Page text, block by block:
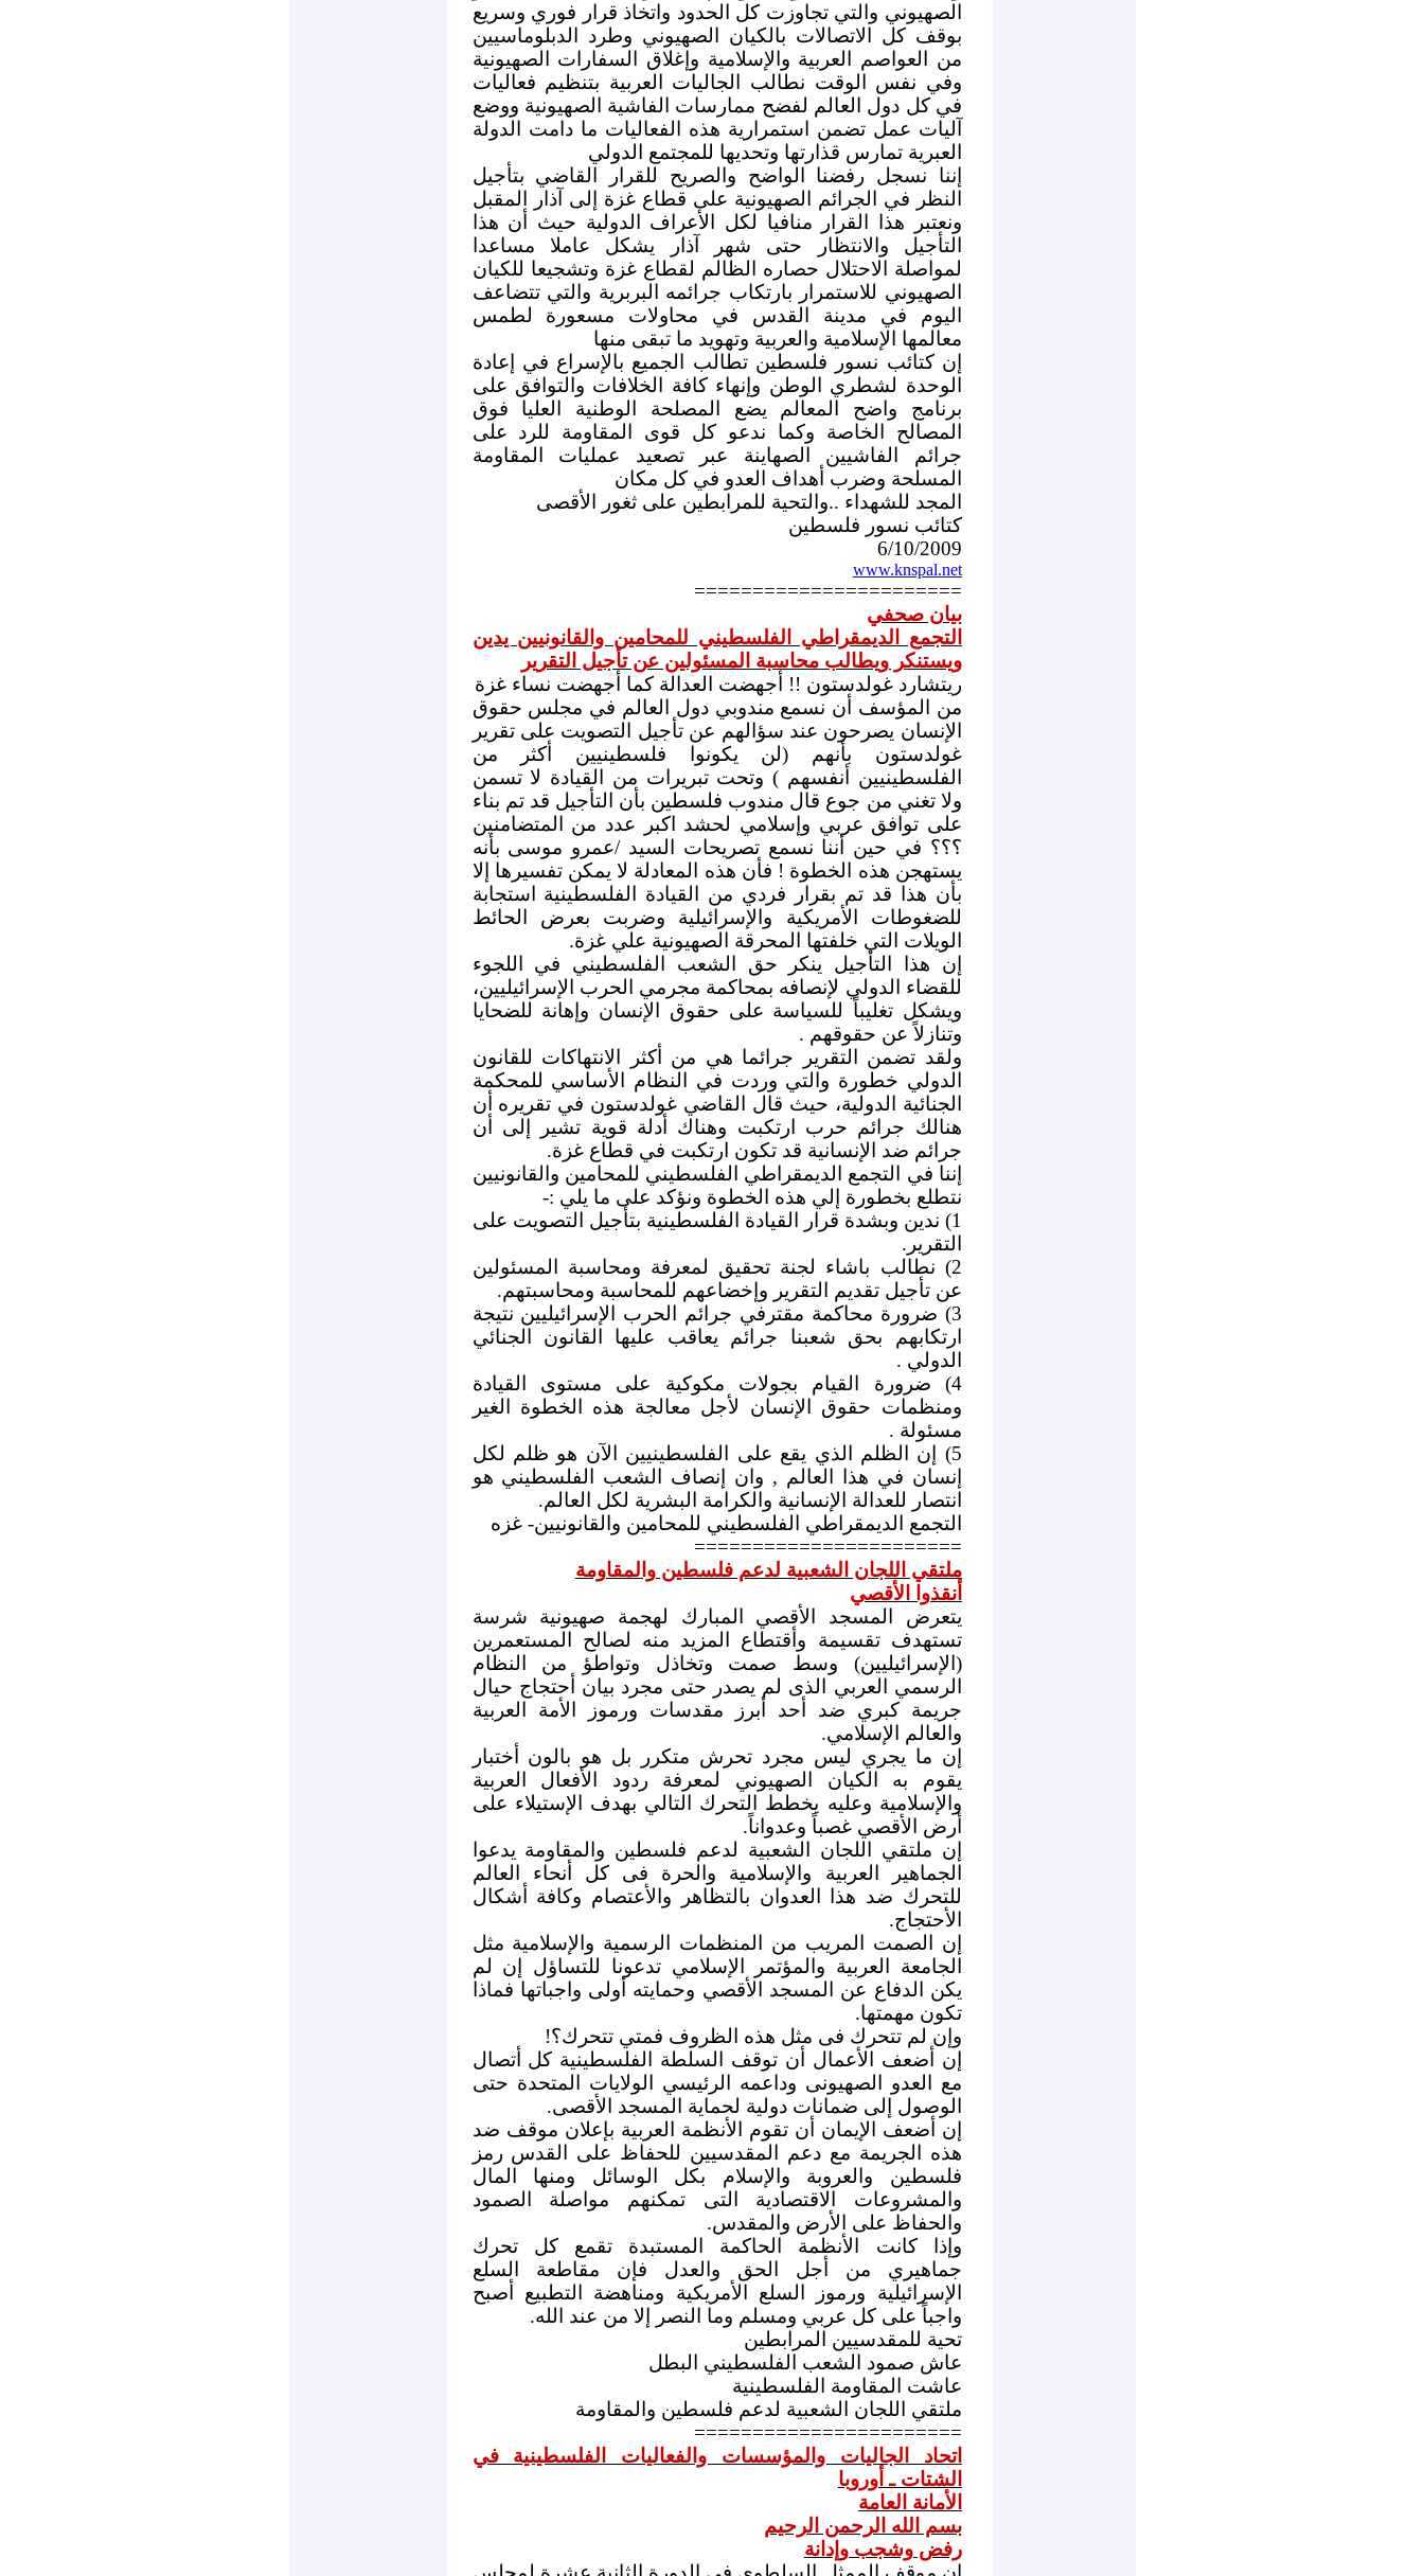
الصهيوني والتي تجاوزت كل الحدود واتخاذ قرار فوري وسريع
بوقف كل الاتصالات بالكيان الصهيوني وطرد الدبلوماسيين
من العواصم العربية والإسلامية وإغلاق السفارات الصهيونية
وفي نفس الوقت نطالب الجاليات العربية بتنظيم فعاليات
في كل دول العالم لفضح ممارسات الفاشية الصهيونية ووضع
آليات عمل تضمن استمرارية هذه الفعاليات ما دامت الدولة
العبرية تمارس قذارتها وتحديها للمجتمع الدولي
إننا نسجل رفضنا الواضح والصريح للقرار القاضي بتأجيل
النظر في الجرائم الصهيونية على قطاع غزة إلى آذار المقبل
ونعتبر هذا القرار منافيا لكل الأعراف الدولية حيث أن هذا
التأجيل والانتظار حتى شهر آذار يشكل عاملا مساعدا
لمواصلة الاحتلال حصاره الظالم لقطاع غزة وتشجيعا للكيان
الصهيوني للاستمرار بارتكاب جرائمه البربرية والتي تتضاعف
اليوم في مدينة القدس في محاولات مسعورة لطمس
معالمها الإسلامية والعربية وتهويد ما تبقى منها
إن كتائب نسور فلسطين تطالب الجميع بالإسراع في إعادة
الوحدة لشطري الوطن وإنهاء كافة الخلافات والتوافق على
برنامج واضح المعالم يضع المصلحة الوطنية العليا فوق
المصالح الخاصة وكما ندعو كل قوى المقاومة للرد على
جرائم الفاشيين الصهاينة عبر تصعيد عمليات المقاومة
المسلحة وضرب أهداف العدو في كل مكان
المجد للشهداء ..والتحية للمرابطين على ثغور الأقصى
كتائب نسور فلسطين
6/10/2009
www.knspal.net
=======================
بيان صحفي
التجمع الديمقراطي الفلسطيني للمحامين والقانونيين يدين
ويستنكر ويطالب محاسبة المسئولين عن تأجيل التقرير
ريتشارد غولدستون !! أجهضت العدالة كما أجهضت نساء غزة
من المؤسف أن نسمع مندوبي دول العالم في مجلس حقوق
الإنسان يصرحون عند سؤالهم عن تأجيل التصويت على تقرير
غولدستون بأنهم (لن يكونوا فلسطينيين أكثر من
الفلسطينيين أنفسهم ) وتحت تبريرات من القيادة لا تسمن
ولا تغني من جوع قال مندوب فلسطين بأن التأجيل قد تم بناء
على توافق عربي وإسلامي لحشد اكبر عدد من المتضامنين
؟؟؟ في حين أننا نسمع تصريحات السيد /عمرو موسى بأنه
يستهجن هذه الخطوة ! فأن هذه المعادلة لا يمكن تفسيرها إلا
بأن هذا قد تم بقرار فردي من القيادة الفلسطينية استجابة
للضغوطات الأمريكية والإسرائيلية وضربت بعرض الحائط
الويلات التي خلفتها المحرقة الصهيونية علي غزة.
إن هذا التأجيل ينكر حق الشعب الفلسطيني في اللجوء
للقضاء الدولي لإنصافه بمحاكمة مجرمي الحرب الإسرائيليين،
ويشكل تغليباً للسياسة على حقوق الإنسان وإهانة للضحايا
وتنازلاً عن حقوقهم .
ولقد تضمن التقرير جرائما هي من أكثر الانتهاكات للقانون
الدولي خطورة والتي وردت في النظام الأساسي للمحكمة
الجنائية الدولية، حيث قال القاضي غولدستون في تقريره أن
هنالك جرائم حرب ارتكبت وهناك أدلة قوية تشير إلى أن
جرائم ضد الإنسانية قد تكون ارتكبت في قطاع غزة.
إننا في التجمع الديمقراطي الفلسطيني للمحامين والقانونيين
نتطلع بخطورة إلي هذه الخطوة ونؤكد على ما يلي :-
1) ندين وبشدة قرار القيادة الفلسطينية بتأجيل التصويت على
التقرير.
2)
نطالب باشاء لجنة تحقيق لمعرفة ومحاسبة المسئولين
عن تأجيل تقديم التقرير وإخضاعهم للمحاسبة ومحاسبتهم.
3)
ضرورة محاكمة مقترفي جرائم الحرب الإسرائيليين نتيجة
ارتكابهم بحق شعبنا جرائم يعاقب عليها القانون الجنائي
الدولي .
4)
ضرورة القيام بجولات مكوكية على مستوى القيادة
ومنظمات حقوق الإنسان لأجل معالجة هذه الخطوة الغير
مسئولة .
5)
إن الظلم الذي يقع على الفلسطينيين الآن هو ظلم لكل
إنسان في هذا العالم , وان إنصاف الشعب الفلسطيني هو
انتصار للعدالة الإنسانية والكرامة البشرية لكل العالم.
التجمع الديمقراطي الفلسطيني للمحامين والقانونيين- غزه
=======================
ملتقي اللجان الشعبية لدعم فلسطين والمقاومة
أنقذوا الأقصي
يتعرض المسجد الأقصي المبارك لهجمة صهيونية شرسة
تستهدف تقسيمة وأقتطاع المزيد منه لصالح المستعمرين
(الإسرائيليين) وسط صمت وتخاذل وتواطؤ من النظام
الرسمي العربي الذى لم يصدر حتى مجرد بيان أحتجاج حيال
جريمة كبري ضد أحد أبرز مقدسات ورموز الأمة العربية
والعالم الإسلامي.
إن ما يجري ليس مجرد تحرش متكرر بل هو بالون أختبار
يقوم به الكيان الصهيوني لمعرفة ردود الأفعال العربية
والإسلامية وعليه يخطط التحرك التالي بهدف الإستيلاء على
أرض الأقصي غصباً وعدواناً.
إن ملتقي اللجان الشعبية لدعم فلسطين والمقاومة يدعوا
الجماهير العربية والإسلامية والحرة فى كل أنحاء العالم
للتحرك ضد هذا العدوان بالتظاهر والأعتصام وكافة أشكال
الأحتجاج.
إن الصمت المريب من المنظمات الرسمية والإسلامية مثل
الجامعة العربية والمؤتمر الإسلامي تدعونا للتساؤل إن لم
يكن الدفاع عن المسجد الأقصي وحمايته أولى واجباتها فماذا
تكون مهمتها.
وإن لم تتحرك فى مثل هذه الظروف فمتي تتحرك؟!
إن أضعف الأعمال أن توقف السلطة الفلسطينية كل أتصال
مع العدو الصهيونى وداعمه الرئيسي الولايات المتحدة حتى
الوصول إلى ضمانات دولية لحماية المسجد الأقصى.
إن أضعف الإيمان أن تقوم الأنظمة العربية بإعلان موقف ضد
هذه الجريمة مع دعم المقدسيين للحفاظ على القدس رمز
فلسطين والعروبة والإسلام بكل الوسائل ومنها المال
والمشروعات الاقتصادية التى تمكنهم مواصلة الصمود
والحفاظ على الأرض والمقدس.
وإذا كانت الأنظمة الحاكمة المستبدة تقمع كل تحرك
جماهيري من أجل الحق والعدل فإن مقاطعة السلع
الإسرائيلية ورموز السلع الأمريكية ومناهضة التطبيع أصبح
واجباً على كل عربي ومسلم وما النصر إلا من عند الله.
تحية للمقدسيين المرابطين
عاش صمود الشعب الفلسطيني البطل
عاشت المقاومة الفلسطينية
ملتقي اللجان الشعبية لدعم فلسطين والمقاومة
=======================
اتحاد الجاليات والمؤسسات والفعاليات الفلسطينية في
الشتات ـ أوروبا
الأمانة العامة
بسم الله الرحمن الرحيم
رفض وشجب وإدانة